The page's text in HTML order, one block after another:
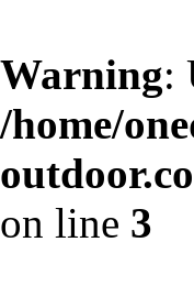
Warning:
/home/
on line 3